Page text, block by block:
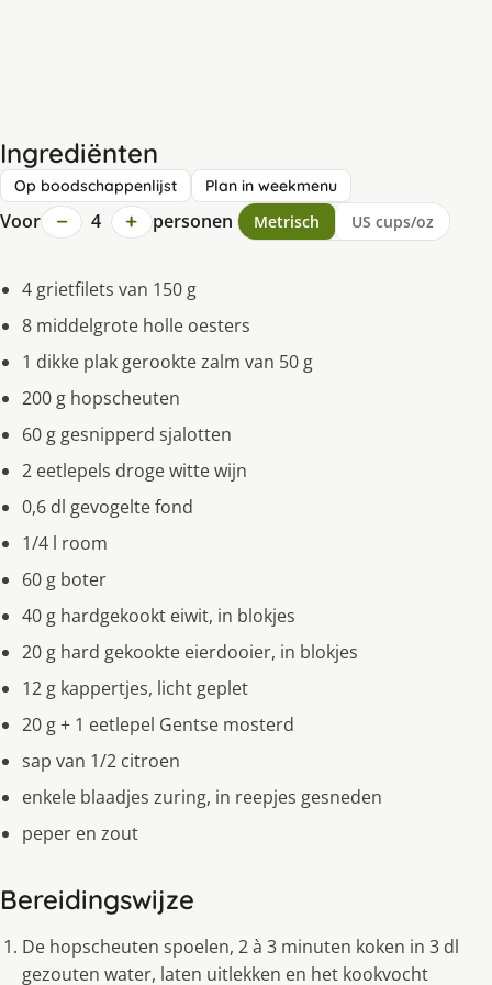
Ingrediënten
Op boodschappenlijst Plan in weekmenu
Voor − 4 + personen Metrisch US cups/oz
4 grietfilets van 150 g
8 middelgrote holle oesters
1 dikke plak gerookte zalm van 50 g
200 g hopscheuten
60 g gesnipperd sjalotten
2 eetlepels droge witte wijn
0,6 dl gevogelte fond
1/4 l room
60 g boter
40 g hardgekookt eiwit, in blokjes
20 g hard gekookte eierdooier, in blokjes
12 g kappertjes, licht geplet
20 g + 1 eetlepel Gentse mosterd
sap van 1/2 citroen
enkele blaadjes zuring, in reepjes gesneden
peper en zout
Bereidingswijze
De hopscheuten spoelen, 2 à 3 minuten koken in 3 dl
gezouten water, laten uitlekken en het kookvocht